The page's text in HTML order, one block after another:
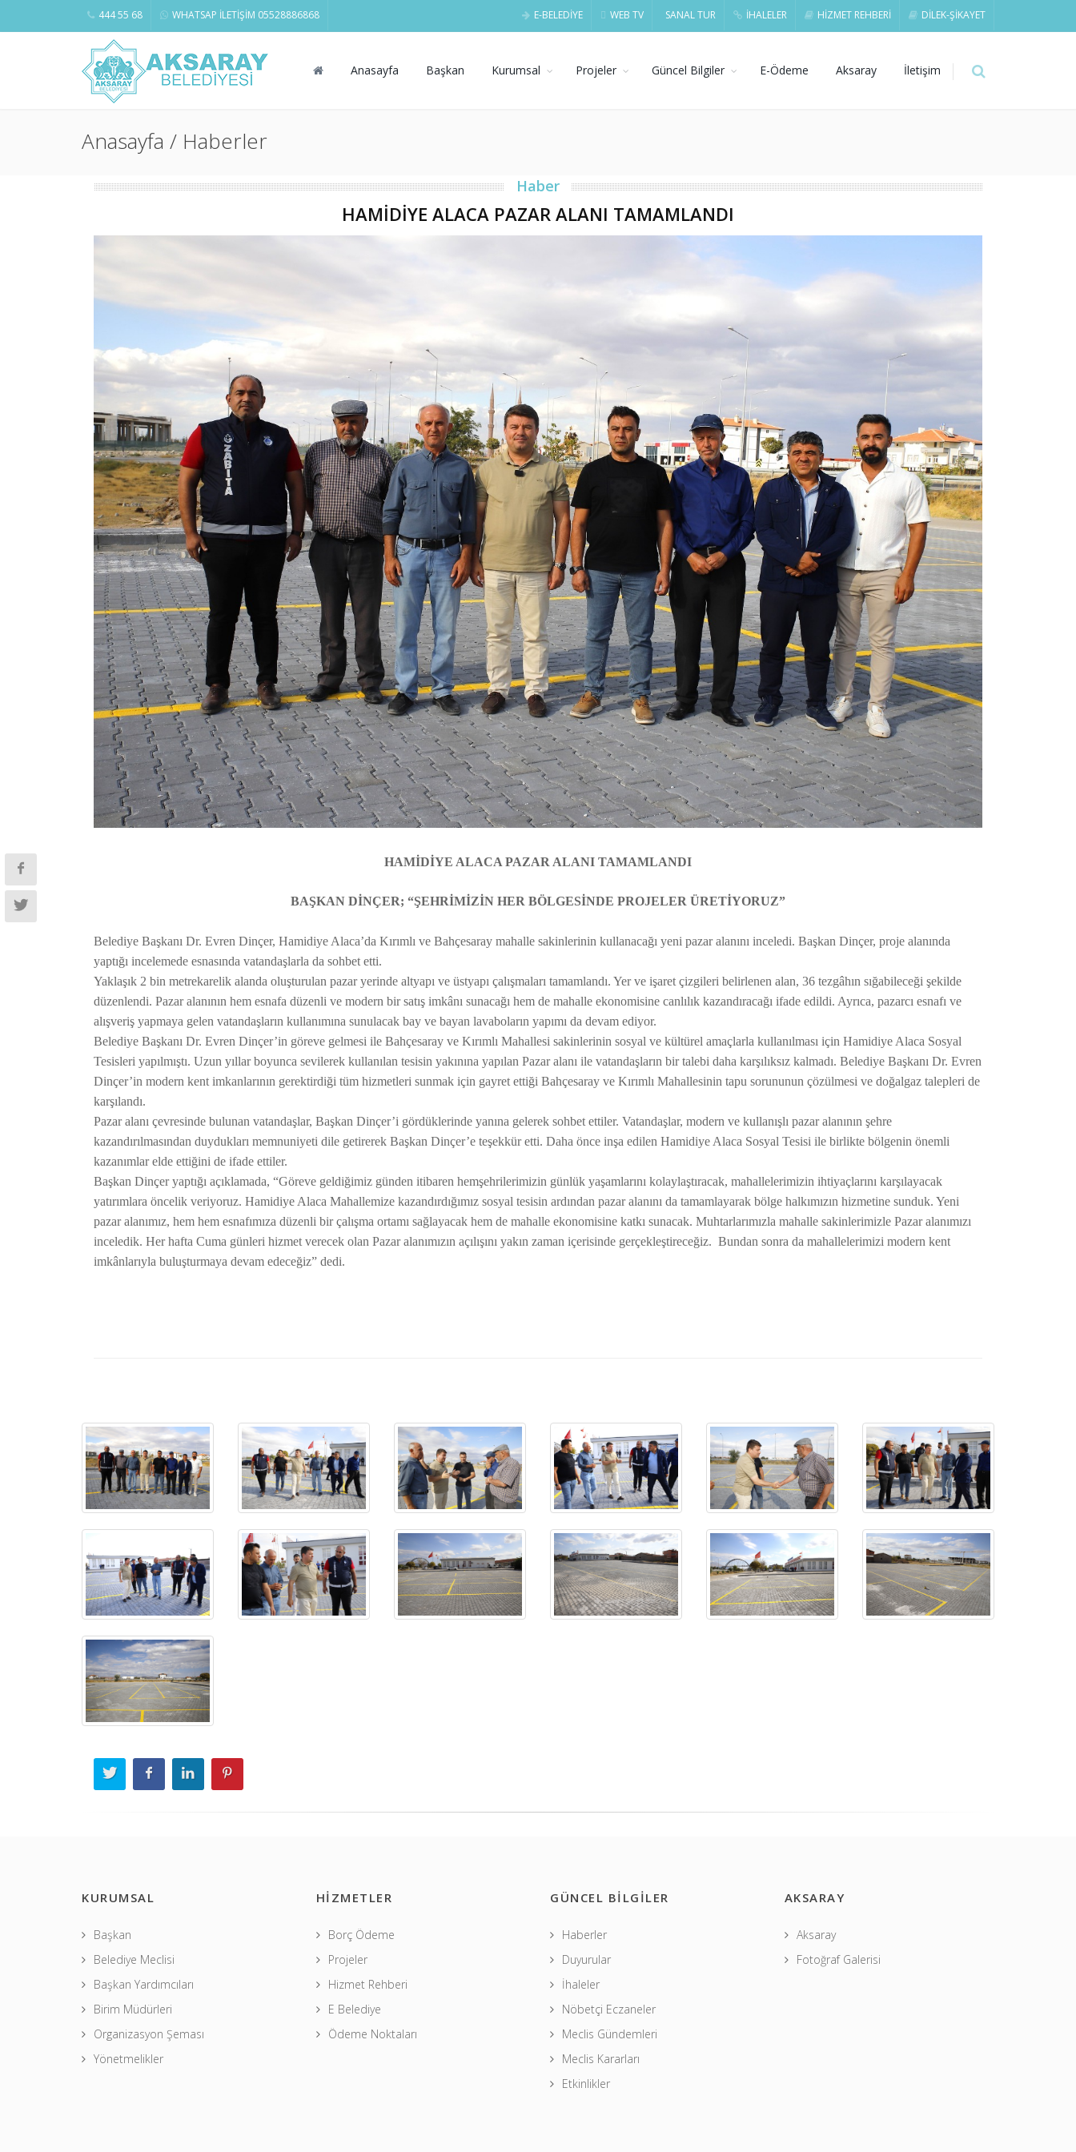
E-BELEDİYE WEB TV SANAL TUR İHALELER HİZMET REHBERİ DİLEK-ŞİKAYET
444 55 68 WHATSAP İLETİŞİM 05528886868
Anasayfa Başkan Kurumsal Projeler Güncel Bilgiler E-Ödeme Aksaray İletişim
Anasayfa / Haberler
Haber
HAMİDİYE ALACA PAZAR ALANI TAMAMLANDI
HAMİDİYE ALACA PAZAR ALANI TAMAMLANDI
BAŞKAN DİNÇER; “ŞEHRİMİZİN HER BÖLGESİNDE PROJELER ÜRETİYORUZ”
Belediye Başkanı Dr. Evren Dinçer, Hamidiye Alaca’da Kırımlı ve Bahçesaray mahalle sakinlerinin kullanacağı yeni pazar alanını inceledi. Başkan Dinçer, proje alanında
yaptığı incelemede esnasında vatandaşlarla da sohbet etti.
Yaklaşık 2 bin metrekarelik alanda oluşturulan pazar yerinde altyapı ve üstyapı çalışmaları tamamlandı. Yer ve işaret çizgileri belirlenen alan, 36 tezgâhın sığabileceği şekilde
düzenlendi. Pazar alanının hem esnafa düzenli ve modern bir satış imkânı sunacağı hem de mahalle ekonomisine canlılık kazandıracağı ifade edildi. Ayrıca, pazarcı esnafı ve
alışveriş yapmaya gelen vatandaşların kullanımına sunulacak bay ve bayan lavaboların yapımı da devam ediyor.
Belediye Başkanı Dr. Evren Dinçer’in göreve gelmesi ile Bahçesaray ve Kırımlı Mahallesi sakinlerinin sosyal ve kültürel amaçlarla kullanılması için Hamidiye Alaca Sosyal
Tesisleri yapılmıştı. Uzun yıllar boyunca sevilerek kullanılan tesisin yakınına yapılan Pazar alanı ile vatandaşların bir talebi daha karşılıksız kalmadı. Belediye Başkanı Dr. Evren
Dinçer’in modern kent imkanlarının gerektirdiği tüm hizmetleri sunmak için gayret ettiği Bahçesaray ve Kırımlı Mahallesinin tapu sorununun çözülmesi ve doğalgaz talepleri de
karşılandı.
Pazar alanı çevresinde bulunan vatandaşlar, Başkan Dinçer’i gördüklerinde yanına gelerek sohbet ettiler. Vatandaşlar, modern ve kullanışlı pazar alanının şehre
kazandırılmasından duydukları memnuniyeti dile getirerek Başkan Dinçer’e teşekkür etti. Daha önce inşa edilen Hamidiye Alaca Sosyal Tesisi ile birlikte bölgenin önemli
kazanımlar elde ettiğini de ifade ettiler.
Başkan Dinçer yaptığı açıklamada, “Göreve geldiğimiz günden itibaren hemşehrilerimizin günlük yaşamlarını kolaylaştıracak, mahallelerimizin ihtiyaçlarını karşılayacak
yatırımlara öncelik veriyoruz. Hamidiye Alaca Mahallemize kazandırdığımız sosyal tesisin ardından pazar alanını da tamamlayarak bölge halkımızın hizmetine sunduk. Yeni
pazar alanımız, hem hem esnafımıza düzenli bir çalışma ortamı sağlayacak hem de mahalle ekonomisine katkı sunacak. Muhtarlarımızla mahalle sakinlerimizle Pazar alanımızı
inceledik. Her hafta Cuma günleri hizmet verecek olan Pazar alanımızın açılışını yakın zaman içerisinde gerçekleştireceğiz. Bundan sonra da mahallelerimizi modern kent
imkânlarıyla buluşturmaya devam edeceğiz” dedi.
KURUMSAL
Başkan
Belediye Meclisi
Başkan Yardımcıları
Birim Müdürleri
Organizasyon Şeması
Yönetmelikler
HİZMETLER
Borç Ödeme
Projeler
Hizmet Rehberi
E Belediye
Ödeme Noktaları
GÜNCEL BİLGİLER
Haberler
Duyurular
İhaleler
Nöbetçi Eczaneler
Meclis Gündemleri
Meclis Kararları
Etkinlikler
AKSARAY
Aksaray
Fotoğraf Galerisi